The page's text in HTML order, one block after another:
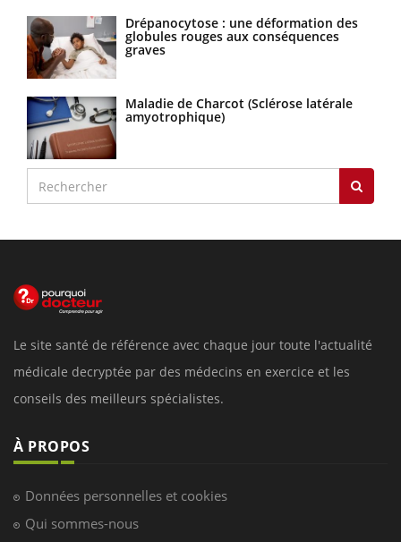
Drépanocytose : une déformation des
globules rouges aux conséquences
graves
Maladie de Charcot (Sclérose latérale
amyotrophique)
Le site santé de référence avec chaque jour toute l'actualité
médicale decryptée par des médecins en exercice et les
conseils des meilleurs spécialistes.
À PROPOS
Données personnelles et cookies
Qui sommes-nous